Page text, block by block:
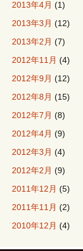
2013年4月 (1)
2013年3月 (12)
2013年2月 (7)
2012年11月 (4)
2012年9月 (12)
2012年8月 (15)
2012年7月 (8)
2012年4月 (9)
2012年3月 (4)
2012年2月 (9)
2011年12月 (5)
2011年11月 (2)
2010年12月 (4)